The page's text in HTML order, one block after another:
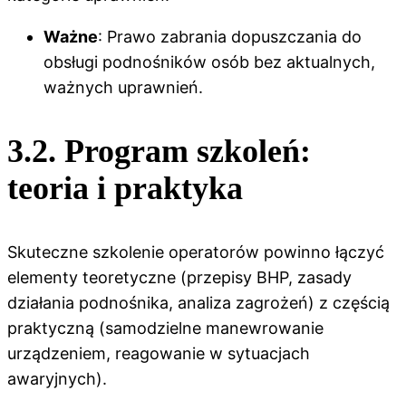
Ważne: Prawo zabrania dopuszczania do
obsługi podnośników osób bez aktualnych,
ważnych uprawnień.
3.2. Program szkoleń:
teoria i praktyka
Skuteczne szkolenie operatorów powinno łączyć
elementy teoretyczne (przepisy BHP, zasady
działania podnośnika, analiza zagrożeń) z częścią
praktyczną (samodzielne manewrowanie
urządzeniem, reagowanie w sytuacjach
awaryjnych).